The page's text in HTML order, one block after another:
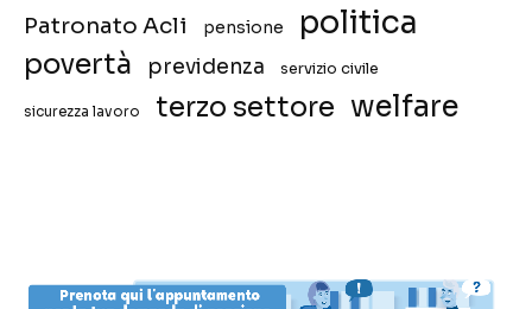
Patronato Acli pensione politica
povertà previdenza servizio civile
sicurezza lavoro terzo settore welfare